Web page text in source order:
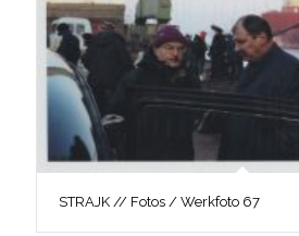
STRAJK // Fotos / Werkfoto 67